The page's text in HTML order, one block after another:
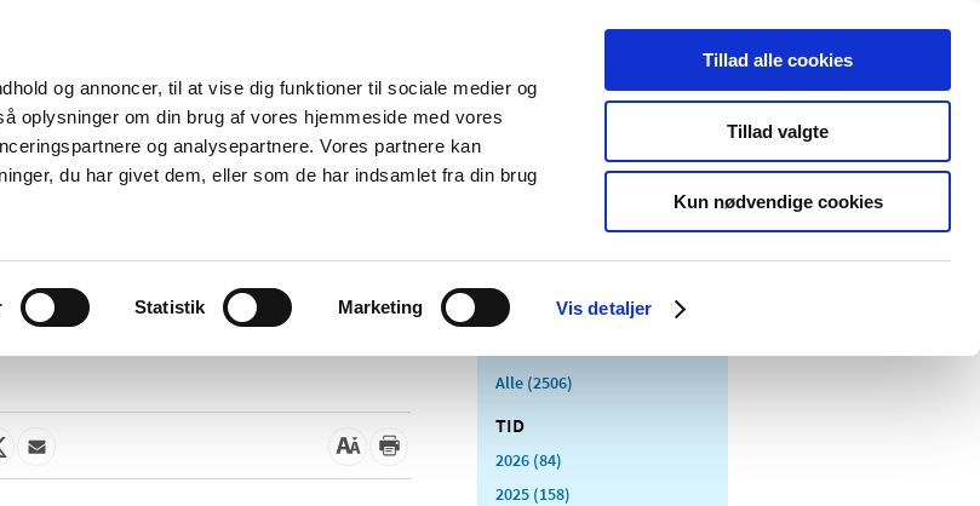
og annoncer, til at vise dig funktioner til sociale medier og
oplysninger om din brug af vores hjemmeside med vores
og analysepartnere. Vores partnere kan
du har givet dem, eller som de har indsamlet fra din brug
Statistik Marketing Vis detaljer
Tillad alle cookies
Tillad valgte
Kun nødvendige cookies
Nyheder Om os Kontakt Udgivelser
Tilskud og
Apoteker og salg af
Medicinsk
Særlige
produktområder
Alle (2506)
TID
2026 (84)
2025 (158)